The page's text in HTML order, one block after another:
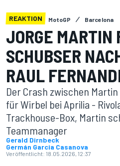
REAKTION MotoGP Barcelona
JORGE MARTIN
SCHUBSER
RAUL
Der Crash zwischen
für Wirbel bei Aprilia -
Trackhouse-Box, Martin
Teammanager
Gerald Dirnbeck
Germán Garcia Casanova
Veröffentlicht: 18.05.2026, 12:37